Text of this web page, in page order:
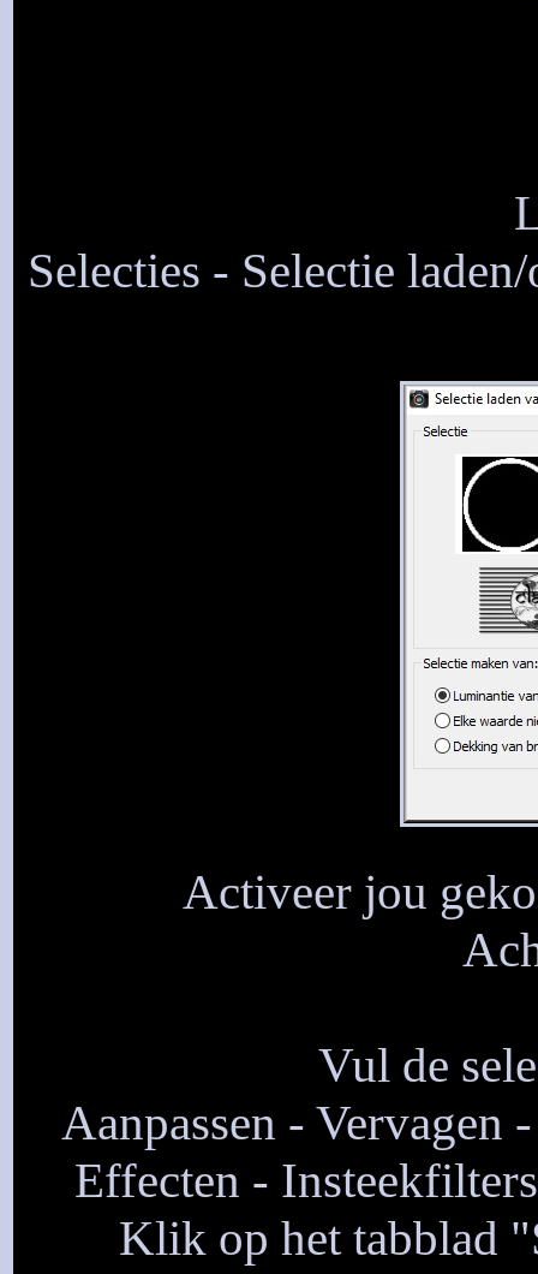
Selecties - Selectie
Activeer jou
Vul de
Aanpassen - Vervagen
Effecten -
Klik op het tabblad